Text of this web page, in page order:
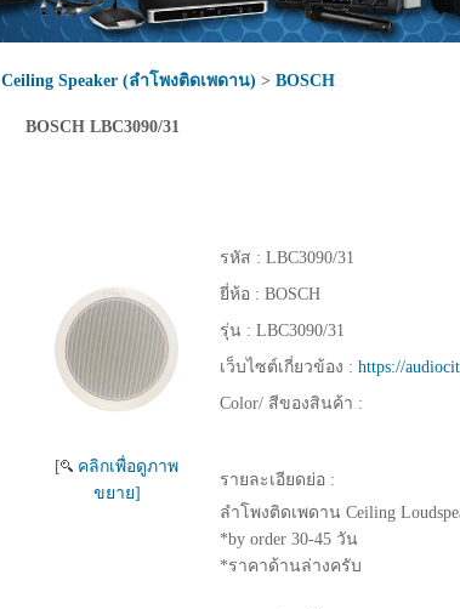
Ceiling Speaker (ลำโพงติดเพดาน) > BOSCH
BOSCH LBC3090/31
[
คลิกเพื่อดูภาพ
ขยาย]
รหัส : LBC3090/31
ยี่ห้อ : BOSCH
รุ่น : LBC3090/31
เว็บไซต์เกี่ยวข้อง : https://
Color/ สีของสินค้า :
รายละเอียดย่อ :
ลำโพงติดเพดาน Ceiling
*by order 30-45 วัน
*ราคาด้านล่างครับ